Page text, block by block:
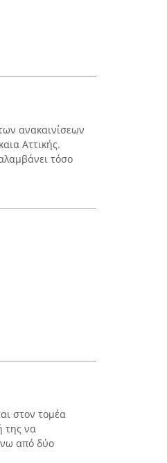
ανακαινίσεων
Αττικής.
τόσο
στον τομέα
της να
από δύο